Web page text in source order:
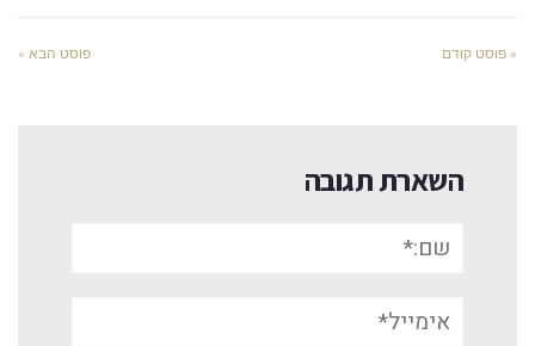
« פוסט קודם פוסט הבא »
השארת תגובה
אימייל*